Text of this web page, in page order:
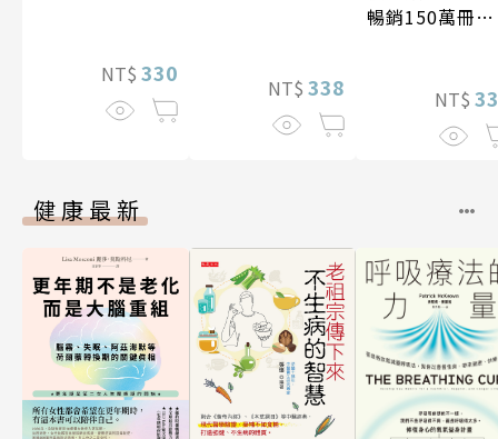
NT$ 330
NT$ 338
暢銷150萬冊・
NT$
健康最新